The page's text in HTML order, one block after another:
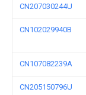
CN207030244U
CN102029940B
CN107082239A
CN205150796U